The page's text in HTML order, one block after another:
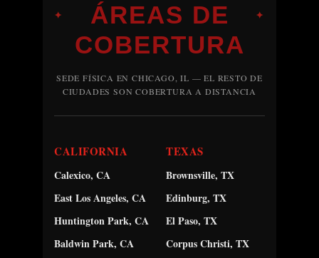
✦
ÁREAS DE
COBERTURA
✦
SEDE FÍSICA EN CHICAGO, IL — EL RESTO DE
CIUDADES SON COBERTURA A DISTANCIA
CALIFORNIA
Calexico, CA
East Los Angeles, CA
Huntington Park, CA
Baldwin Park, CA
TEXAS
Brownsville, TX
Edinburg, TX
El Paso, TX
Corpus Christi, TX